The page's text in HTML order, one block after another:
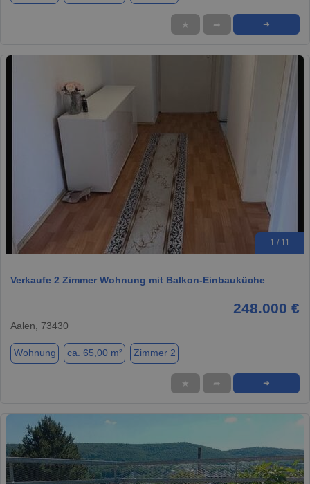
★ ➦ ➜
1 / 11
Verkaufe 2 Zimmer Wohnung mit Balkon-Einbauküche
248.000 €
Aalen, 73430
Wohnung ca. 65,00 m² Zimmer 2
★ ➦ ➜